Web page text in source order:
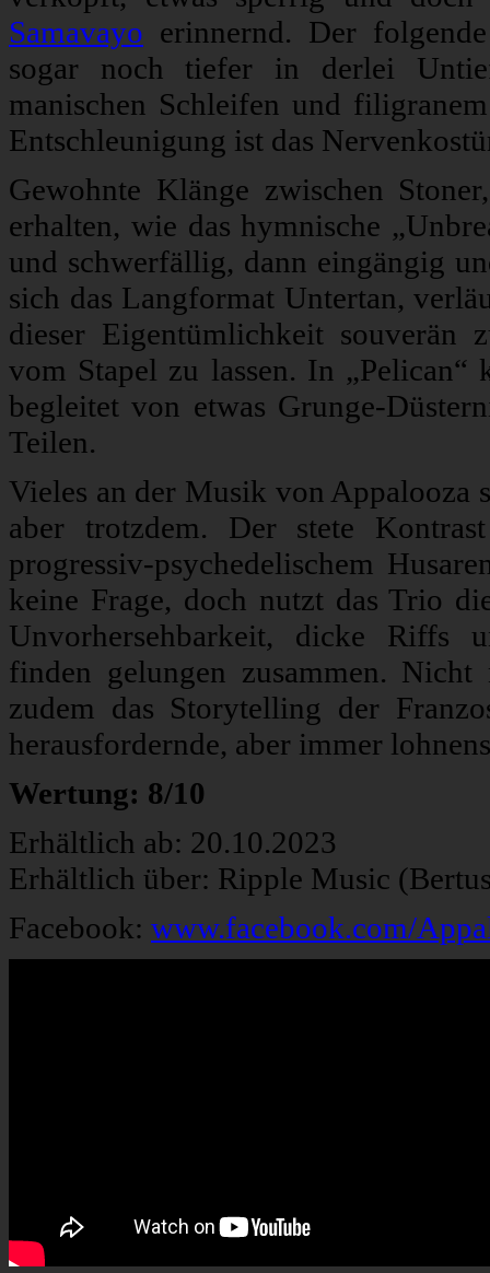
Samavayo erinnernd. Der
sogar noch tiefer in derlei
manischen Schleifen und
Entschleunigung ist das
Gewohnte Klänge zwischen
erhalten, wie das hymnische
und schwerfällig, dann eingängig
sich das Langformat Untertan,
dieser Eigentümlichkeit souverän
vom Stapel zu lassen. In
begleitet von etwas Grunge-
Teilen.
Vieles an der Musik von Appalooza
aber trotzdem. Der stete
progressiv-psychedelischem
keine Frage, doch nutzt das Trio
Unvorhersehbarkeit, dicke Riffs
finden gelungen zusammen.
zudem das Storytelling der
herausfordernde, aber immer
Wertung: 8/10
Erhältlich ab: 20.10.2023
Erhältlich über: Ripple Music
Facebook: www.facebook.com/